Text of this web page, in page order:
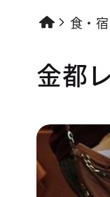
食・
金都